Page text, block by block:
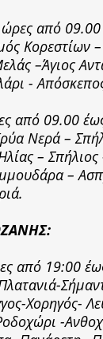
ώρες από
–Άγιος
-
από 09.00
Νερά –
–
–
από 19:00
Χορηγός-
-